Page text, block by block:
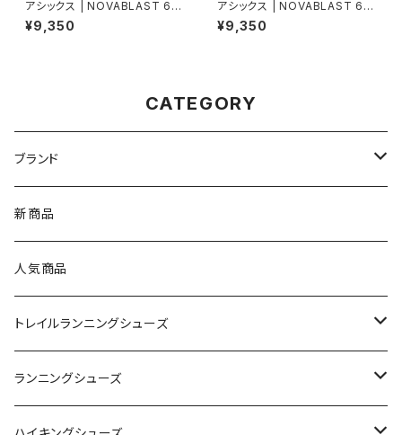
アシックス | NOVABLAST 6 G
S | HAZYLILAC/DARKPRUN
E
¥9,350
アシックス | NOVABLAST 6 G
S |Ice Mint/Black
¥9,350
CATEGORY
ブランド
asics（アシックス）
On（オン）
YONEX（ヨネックス）
adidas（アディダス）
SAYSKY（セイスカイ）
新商品
人気商品
トレイルランニングシューズ
On
VIKING
ランニングシューズ
On